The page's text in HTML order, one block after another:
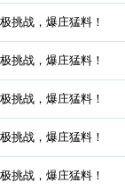
战，爆庄猛料！
战，爆庄猛料！
战，爆庄猛料！
战，爆庄猛料！
战，爆庄猛料！